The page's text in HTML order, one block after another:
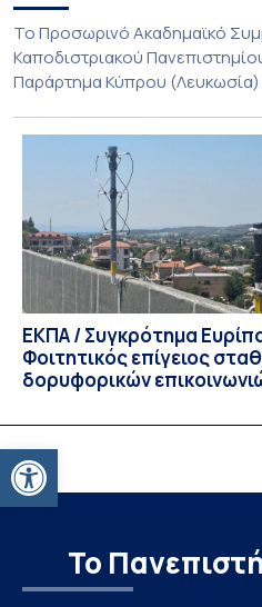
Ανοίξτε τη γραμμή εργαλείων
Το Προσωρινό Ακαδημαϊκό
Καποδιστριακού
Παράρτημα Κύπρου (Λευκωσία)
παράταση της προθεσμίας
ενδιαφέροντος για την
Τμημάτων του Πανεπιστημίου
για το ακαδημαϊκό έτος 2026-
Αυγούστου 2026. […]
ΕΚΠΑ / Συγκρότημα
Φοιτητικός επίγειος
δορυφορικών
Το